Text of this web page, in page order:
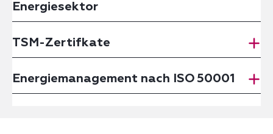
Energiesektor
TSM-Zertifkate
Energiemanagement nach ISO 50001